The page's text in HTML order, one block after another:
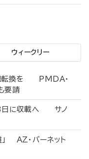
ウィークリー
転換を PMDA・
要請
日に収載へ サノ
AZ・バーネット